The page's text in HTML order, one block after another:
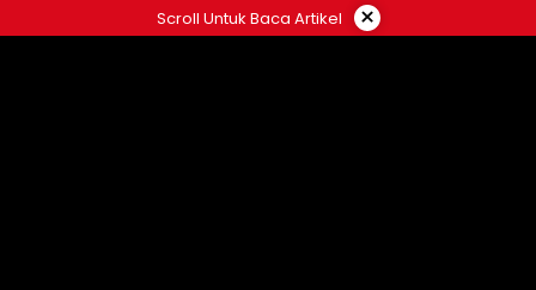
ke
Scroll Untuk Baca Artikel ×